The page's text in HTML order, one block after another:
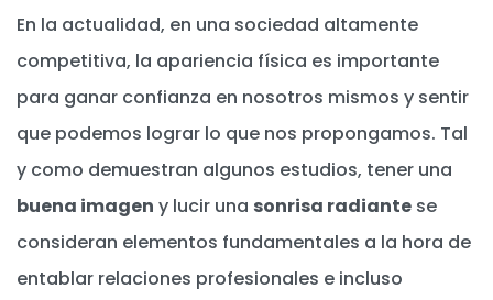
En la actualidad, en una sociedad altamente
competitiva, la apariencia física es importante
para ganar confianza en nosotros mismos y sentir
que podemos lograr lo que nos propongamos. Tal
y como demuestran algunos estudios, tener una
buena imagen y lucir una sonrisa radiante se
consideran elementos fundamentales a la hora de
entablar relaciones profesionales e incluso